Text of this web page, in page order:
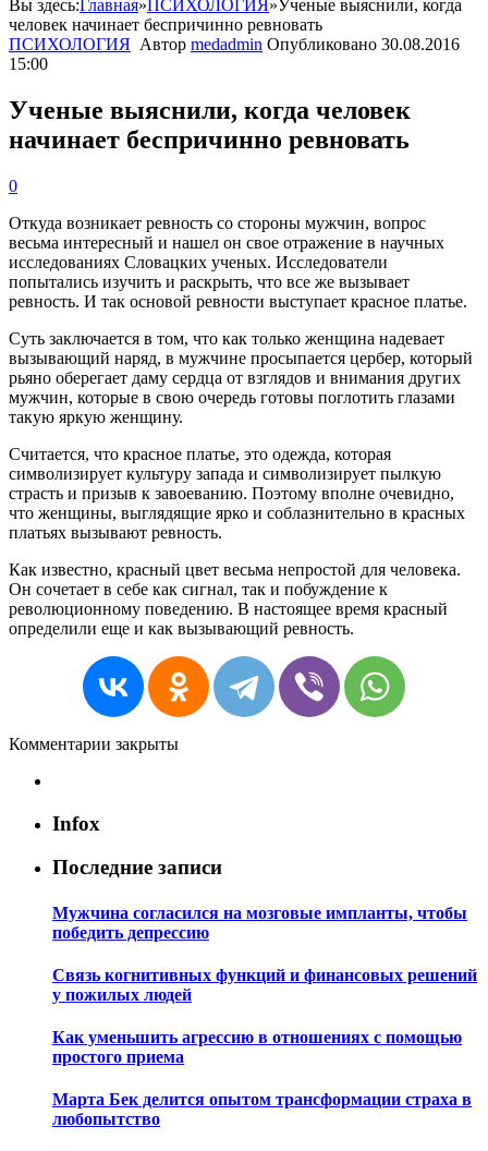
Вы здесь:Главная»ПСИХОЛОГИЯ»Ученые выяснили, когда
человек начинает беспричинно ревновать
ПСИХОЛОГИЯ Автор medadmin Опубликовано 30.08.2016
15:00
Ученые выяснили, когда человек
начинает беспричинно ревновать
0
Откуда возникает ревность со стороны мужчин, вопрос
весьма интересный и нашел он свое отражение в научных
исследованиях Словацких ученых. Исследователи
попытались изучить и раскрыть, что все же вызывает
ревность. И так основой ревности выступает красное платье.
Суть заключается в том, что как только женщина надевает
вызывающий наряд, в мужчине просыпается цербер, который
рьяно оберегает даму сердца от взглядов и внимания других
мужчин, которые в свою очередь готовы поглотить глазами
такую яркую женщину.
Считается, что красное платье, это одежда, которая
символизирует культуру запада и символизирует пылкую
страсть и призыв к завоеванию. Поэтому вполне очевидно,
что женщины, выглядящие ярко и соблазнительно в красных
платьях вызывают ревность.
Как известно, красный цвет весьма непростой для человека.
Он сочетает в себе как сигнал, так и побуждение к
революционному поведению. В настоящее время красный
определили еще и как вызывающий ревность.
Комментарии закрыты
Infox
Последние записи
Мужчина согласился на мозговые импланты, чтобы
победить депрессию
Связь когнитивных функций и финансовых решений
у пожилых людей
Как уменьшить агрессию в отношениях с помощью
простого приема
Марта Бек делится опытом трансформации страха в
любопытство